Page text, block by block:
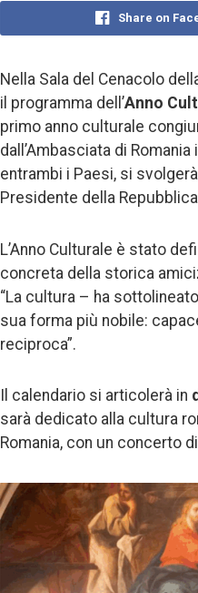
Share on
Nella Sala del Cenacolo
il programma dell’Anno
primo anno culturale
dall’Ambasciata di
entrambi i Paesi, si
Presidente della
L’Anno Culturale è stato
concreta della storica
“La cultura – ha
sua forma più nobile:
reciproca”.
Il calendario si articolerà in
sarà dedicato alla cultura
Romania, con un concerto